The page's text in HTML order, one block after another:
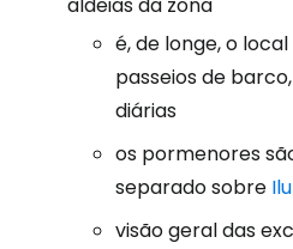
aldeias da zona
é, de longe, o
passeios de
diárias
os pormenores
separado sobre
visão geral das